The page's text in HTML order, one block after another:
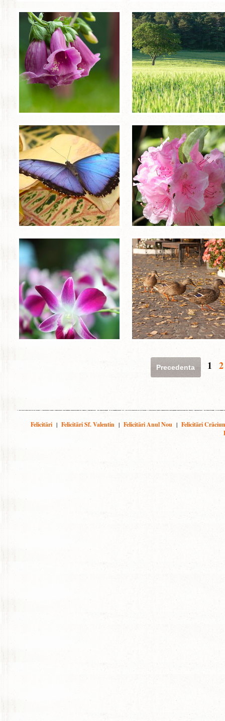
Precedenta 1 2
Felicitări | Felicitări Sf. Valentin | Felicitări Anul Nou | Felicitări